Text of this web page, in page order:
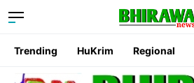
Trending HuKrim Regional